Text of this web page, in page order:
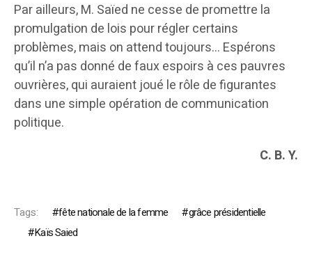
Par ailleurs, M. Saïed ne cesse de promettre la
promulgation de lois pour régler certains
problèmes, mais on attend toujours… Espérons
qu’il n’a pas donné de faux espoirs à ces pauvres
ouvrières, qui auraient joué le rôle de figurantes
dans une simple opération de communication
politique.
C. B. Y.
Tags: fête nationale de la femme
grâce présidentielle
Kaïs Saied